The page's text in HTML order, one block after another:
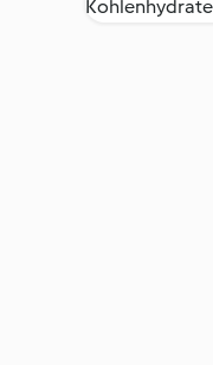
Kohlenhydrate